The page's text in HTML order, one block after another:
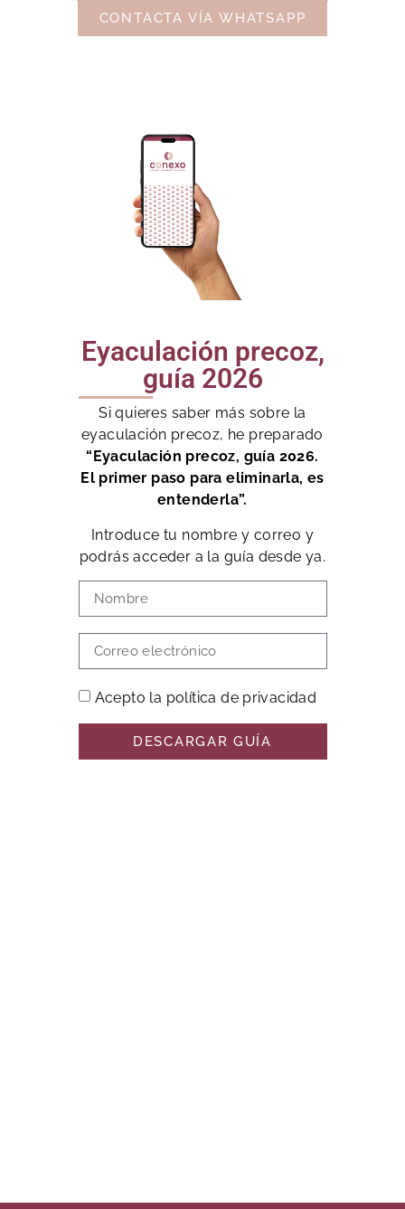
CONTACTA VÍA WHATSAPP
Eyaculación precoz,
guía 2026
Si quieres saber más sobre la
eyaculación precoz, he preparado
“Eyaculación precoz, guía 2026.
El primer paso para eliminarla, es
entenderla”.
Introduce tu nombre y correo y
podrás acceder a la guía desde ya.
Acepto la política de privacidad
DESCARGAR GUÍA